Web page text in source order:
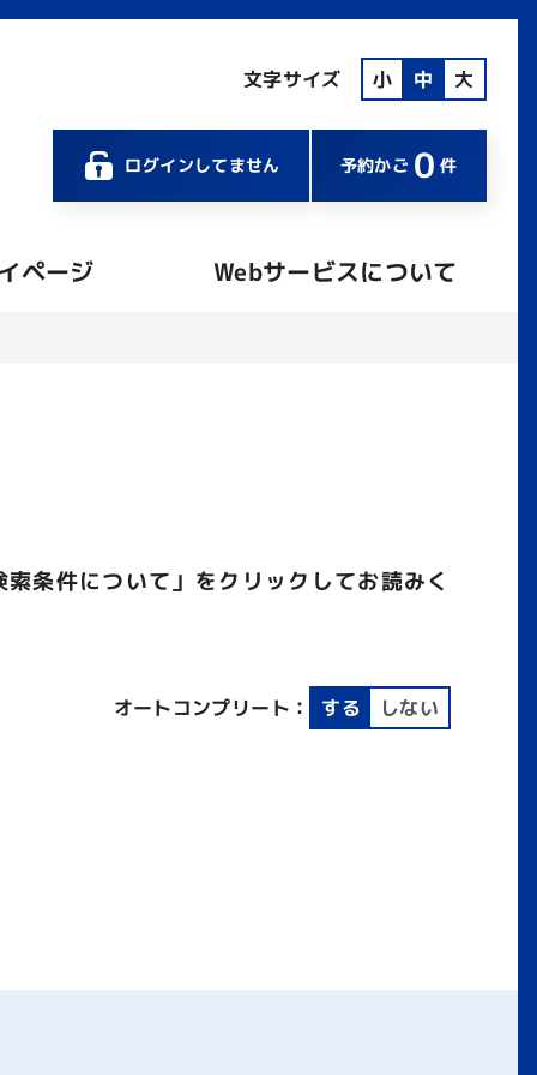
文字サイズ 小 中 大
ログインしてません 予約かご 0 件
ページ Webサービスについて
条件について」をクリックしてお読みく
オートコンプリート： する しない